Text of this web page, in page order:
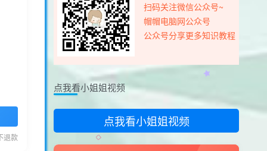
退款
登录查看
最新评论
sihedian 昨天
11111
sihedian 昨天
0
111111
sihedian 昨天
0
扫码关注微信公众号~
帽帽电脑网公众号
公众号分享更多知识教程
点我看小姐姐视频
点我看小姐姐视频